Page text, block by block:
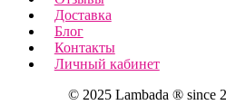
Доставка
Блог
Контакты
Личный кабинет
© 2025 Lambada ® since